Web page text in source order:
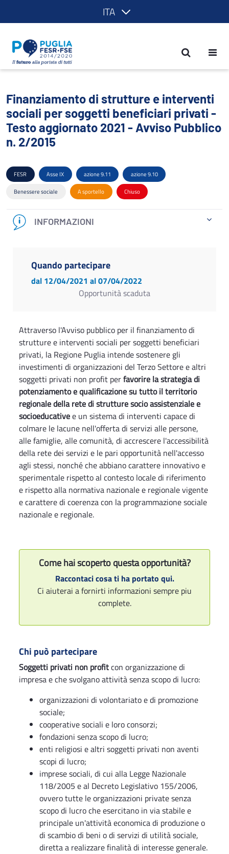
ITA
Finanziamento di strutture e
Finanziamento di strutture e interventi
sociali per soggetti beneficiari privati -
Testo aggiornato 2021 - Avviso Pubblico
n. 2/2015
FESR Asse IX azione 9.11 azione 9.10
Benessere sociale A sportello Chiuso
INFORMAZIONI
Quando partecipare
dal 12/04/2021 al 07/04/2022
Opportunità scaduta
Attraverso l'Avviso pubblico per il finanziamento di
strutture e interventi sociali per soggetti beneficiari
privati, la Regione Puglia intende sostenere gli
investimenti di organizzazioni del Terzo Settore e altri
soggetti privati non profit perfavorire la strategia di
potenziamento e qualificazione su tutto il territorio
regionale della rete di strutture socio assistenziale e
socioeducativee un sistema di interventi capace di
colmare le lacune nell'offerta di servizi alle persone,
alle famiglie, alle comunità, di accrescere l'accessibilità
della rete dei servizi e le pari opportunità nell'accesso
agli stessi, nonché che abbiano carattere innovativo e
sperimentale rispetto al contesto locale di riferimento
e rispetto alla normativa nazionale e regionale vigente
e carattere di coerenza con la programmazione sociale
nazionale e regionale.
Come hai scoperto questa opportunità?
Raccontaci cosa ti ha portato qui.
Ci aiuterai a fornirti informazioni sempre piu
complete.
Chi può partecipare
Soggetti privati non profitcon organizzazione di
impresa e che svolgano attività senza scopo di lucro:
organizzazioni di volontariato e di promozione
sociale;
cooperative sociali e loro consorzi;
fondazioni senza scopo di lucro;
enti religiosi e altri soggetti privati non aventi
scopi di lucro;
imprese sociali, di cui alla Legge Nazionale
118/2005 e al Decreto Legislativo 155/2006,
ovvero tutte le organizzazioni private senza
scopo di lucro che esercitano in via stabile e
principale un'attività economica di produzione o
di scambio di beni o di servizi di utilità sociale,
diretta a realizzare finalità di interesse generale.